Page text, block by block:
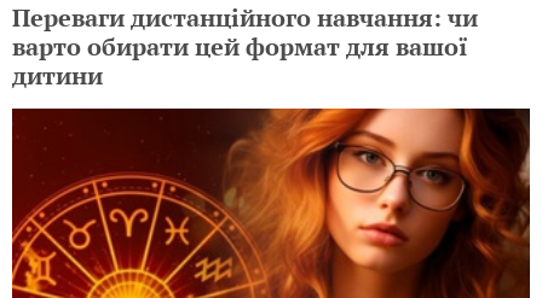
Переваги дистанційного навчання: чи
варто обирати цей формат для вашої
дитини